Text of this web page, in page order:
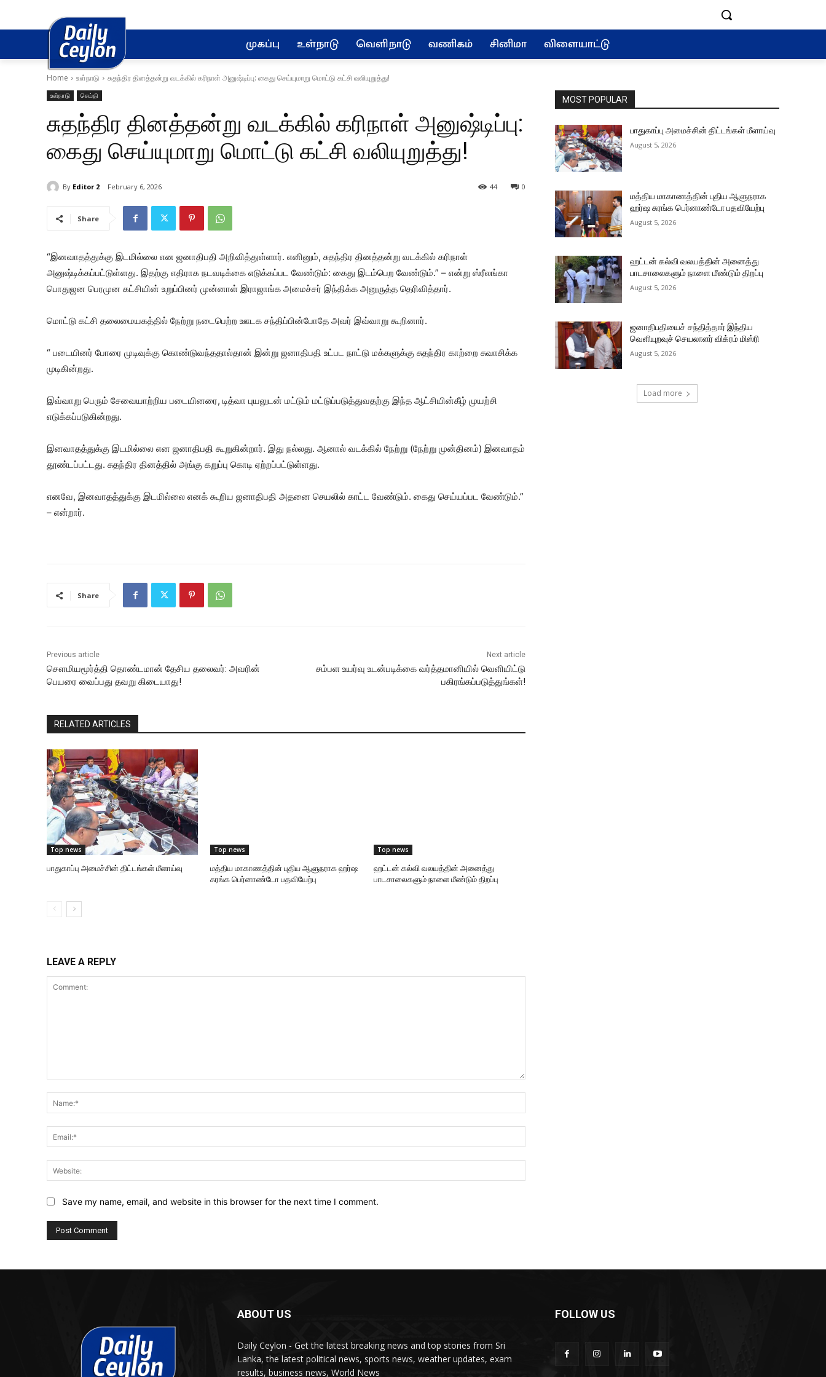
முகப்பு உள்நாடு வெளிநாடு வணிகம் சினிமா விளையாட்டு
Home உள்நாடு சுதந்திர தினத்தன்று வடக்கில் கரிநாள் அனுஷ்டிப்பு: கைது செய்யுமாறு மொட்டு கட்சி வலியுறுத்து!
உள்நாடு செய்தி
சுதந்திர தினத்தன்று வடக்கில் கரிநாள் அனுஷ்டிப்பு:
கைது செய்யுமாறு மொட்டு கட்சி வலியுறுத்து!
By Editor 2 February 6, 2026 0
44
Share
“இனவாதத்துக்கு இடமில்லை என ஜனாதிபதி அறிவித்துள்ளார். எனினும், சுதந்திர தினத்தன்று வடக்கில் கரிநாள்
அனுஷ்டிக்கப்பட்டுள்ளது. இதற்கு எதிராக நடவடிக்கை எடுக்கப்பட வேண்டும்: கைது இடம்பெற வேண்டும்.” – என்று ஸ்ரீலங்கா
பொதுஜன பெரமுன கட்சியின் உறுப்பினர் முன்னாள் இராஜாங்க அமைச்சர் இந்திக்க அனுருத்த தெரிவித்தார்.
மொட்டு கட்சி தலைமையகத்தில் நேற்று நடைபெற்ற ஊடக சந்திப்பின்போதே அவர் இவ்வாறு கூறினார்.
“ படையினர் போரை முடிவுக்கு கொண்டுவந்ததால்தான் இன்று ஜனாதிபதி உட்பட நாட்டு மக்களுக்கு சுதந்திர காற்றை சுவாசிக்க
முடிகின்றது.
இவ்வாறு பெரும் சேவையாற்றிய படையினரை, டித்வா புயலுடன் மட்டும் மட்டுப்படுத்துவதற்கு இந்த ஆட்சியின்கீழ் முயற்சி
எடுக்கப்படுகின்றது.
இனவாதத்துக்கு இடமில்லை என ஜனாதிபதி கூறுகின்றார். இது நல்லது. ஆனால் வடக்கில் நேற்று (நேற்று முன்தினம்) இனவாதம்
தூண்டப்பட்டது. சுதந்திர தினத்தில் அங்கு கறுப்பு கொடி ஏற்றப்பட்டுள்ளது.
எனவே, இனவாதத்துக்கு இடமில்லை எனக் கூறிய ஜனாதிபதி அதனை செயலில் காட்ட வேண்டும். கைது செய்யப்பட வேண்டும்.”
– என்றார்.
Share
Previous article
சௌமியமூர்த்தி தொண்டமான் தேசிய தலைவர்: அவரின்
பெயரை வைப்பது தவறு கிடையாது!
Next article
சம்பள உயர்வு உடன்படிக்கை வர்த்தமானியில் வெளியிட்டு
பகிரங்கப்படுத்துங்கள்!
RELATED ARTICLES
Top news
பாதுகாப்பு அமைச்சின் திட்டங்கள் மீளாய்வு
Top news
மத்திய மாகாணத்தின் புதிய ஆளுநராக ஹர்ஷ
சுரங்க பெர்னாண்டோ பதவியேற்பு
Top news
ஹட்டன் கல்வி வலயத்தின் அனைத்து
பாடசாலைகளும் நாளை மீண்டும் திறப்பு
LEAVE A REPLY
Save my name, email, and website in this browser for the next time I comment.
MOST POPULAR
பாதுகாப்பு அமைச்சின் திட்டங்கள் மீளாய்வு
August 5, 2026
மத்திய மாகாணத்தின் புதிய ஆளுநராக
ஹர்ஷ சுரங்க பெர்னாண்டோ பதவியேற்பு
August 5, 2026
ஹட்டன் கல்வி வலயத்தின் அனைத்து
பாடசாலைகளும் நாளை மீண்டும் திறப்பு
August 5, 2026
ஜனாதிபதியைச் சந்தித்தார் இந்திய
வெளியுறவுச் செயலாளர் விக்ரம் மிஸ்ரி
August 5, 2026
Load more
ABOUT US
Daily Ceylon - Get the latest breaking news and top stories from Sri
Lanka, the latest political news, sports news, weather updates, exam
results, business news, World News
FOLLOW US